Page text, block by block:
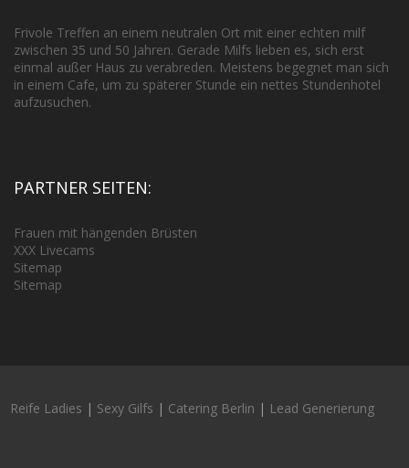
Frivole Treffen an einem neutralen Ort mit einer echten milf
zwischen 35 und 50 Jahren. Gerade Milfs lieben es, sich erst
einmal außer Haus zu verabreden. Meistens begegnet man sich
in einem Cafe, um zu späterer Stunde ein nettes Stundenhotel
aufzusuchen.
PARTNER SEITEN:
Frauen mit hängenden Brüsten
XXX Livecams
Sitemap
Sitemap
Reife Ladies | Sexy Gilfs | Catering Berlin | Lead Generierung